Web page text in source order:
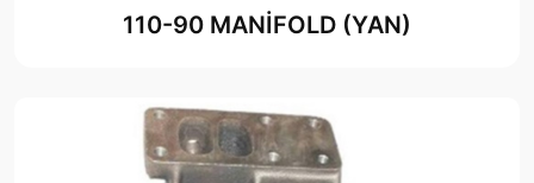
110-90 MANİFOLD (YAN)